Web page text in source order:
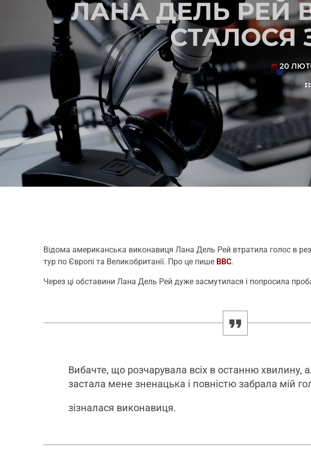
ЛАНА ДЕЛЬ РЕЙ
СТАЛОСЯ
today 20
Відома американська виконавиця Лана Дель Рей втратила голос в
тур по Європі та Великобританії. Про це пише ВВС.
Через ці обставини Лана Дель Рей дуже засмутилася і попросила
Вибачте, що розчарувала всіх в останню хвилину,
застала мене зненацька і повністю забрала мій
зізналася виконавиця.